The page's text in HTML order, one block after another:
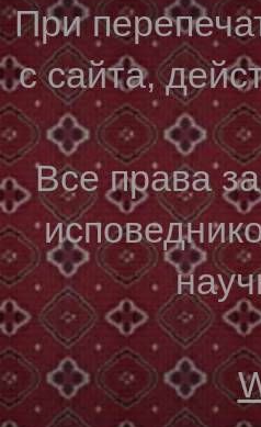
При
с сайта,
Все права